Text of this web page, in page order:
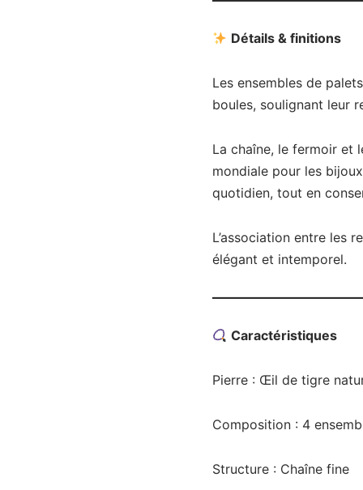
Détails & finitions
Les ensembles de
boules, soulignant leur
La chaîne, le fermoir et
mondiale pour les
quotidien, tout en
L’association entre les
élégant et intemporel.
Caractéristiques
Pierre : Œil de tigre
Composition : 4
Structure : Chaîne fine